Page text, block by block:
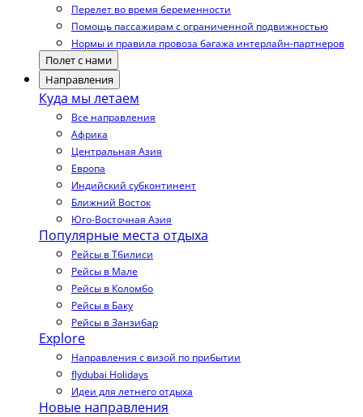
Перелет во время беременности
Помощь пассажирам с ограниченной подвижностью
Нормы и правила провоза багажа интерлайн-партнеров
Полет с нами
Направления
Куда мы летаем
Все направления
Африка
Центральная Азия
Европа
Индийский субконтинент
Ближний Восток
Юго-Восточная Азия
Популярные места отдыха
Рейсы в Тбилиси
Рейсы в Мале
Рейсы в Коломбо
Рейсы в Баку
Рейсы в Занзибар
Explore
Направления с визой по прибытии
flydubai Holidays
Идеи для летнего отдыха
Новые направления